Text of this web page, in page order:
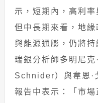
示，短期內，高利率
但中長期來看，地
與能源通膨，仍將持
瑞銀分析師多明尼
Schnider）與韋恩·
報告中表示：「市場